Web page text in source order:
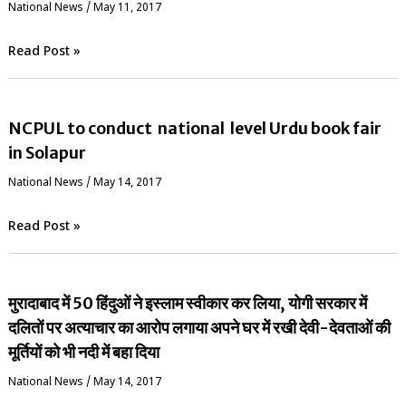
National News / May 11, 2017
Read Post »
NCPUL to conduct national level Urdu book fair
in Solapur
National News / May 14, 2017
Read Post »
मुरादाबाद में 50 हिंदुओं ने इस्लाम स्वीकार कर लिया, योगी सरकार में
दलितों पर अत्याचार का आरोप लगाया अपने घर में रखी देवी-देवताओं की
मूर्तियों को भी नदी में बहा दिया
National News / May 14, 2017